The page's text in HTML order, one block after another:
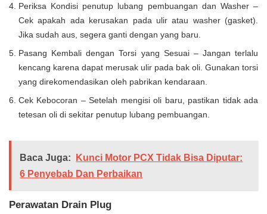
Periksa Kondisi penutup lubang pembuangan dan Washer –
Cek apakah ada kerusakan pada ulir atau washer (gasket).
Jika sudah aus, segera ganti dengan yang baru.
Pasang Kembali dengan Torsi yang Sesuai – Jangan terlalu
kencang karena dapat merusak ulir pada bak oli. Gunakan torsi
yang direkomendasikan oleh pabrikan kendaraan.
Cek Kebocoran – Setelah mengisi oli baru, pastikan tidak ada
tetesan oli di sekitar penutup lubang pembuangan.
Baca Juga:
Kunci Motor PCX Tidak Bisa Diputar:
6 Penyebab Dan Perbaikan
Perawatan Drain Plug